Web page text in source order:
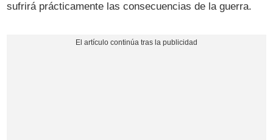
sufrirá prácticamente las consecuencias de la guerra.